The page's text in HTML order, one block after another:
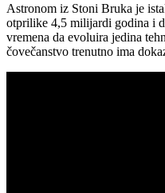
Astronom iz Stoni Bruka je
otprilike 4,5 milijardi godina i
vremena da evoluira jedina
čovečanstvo trenutno ima